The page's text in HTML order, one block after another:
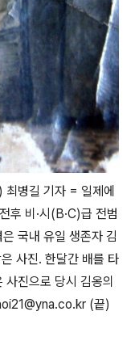
병길 기자 = 일제에
후 비·시(B·C)급 전범
국내 유일 생존자 김
사진. 한달간 배를 타
진으로 당시 김옹의
(끝)